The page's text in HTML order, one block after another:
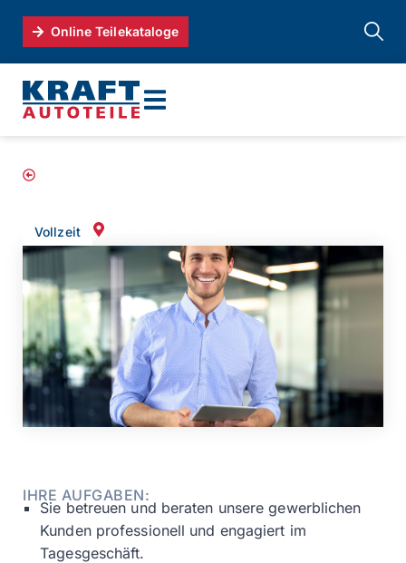
Online Teilekataloge
Vollzeit
IHRE AUFGABEN:
Sie betreuen und beraten unsere gewerblichen
Kunden professionell und engagiert im
Tagesgeschäft.